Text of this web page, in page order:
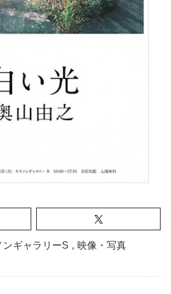
ンギャラリーS , 映像・写真